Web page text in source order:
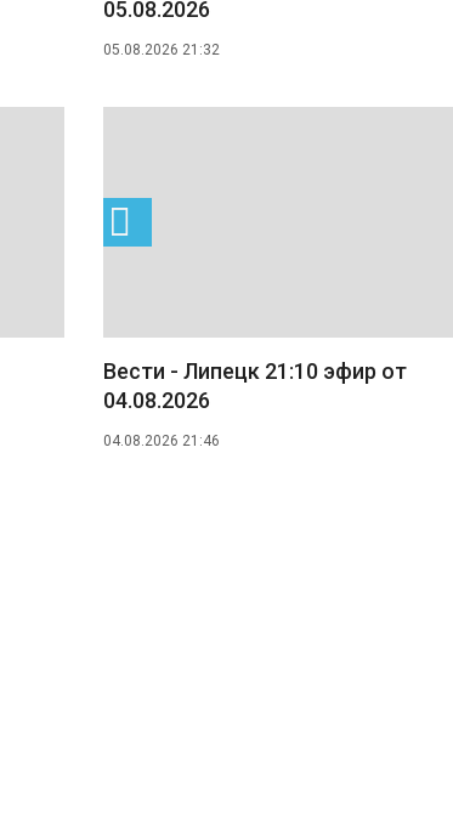
05.08.2026
05.08.2026 21:32
Вести - Липецк 21:10 эфир от
04.08.2026
04.08.2026 21:46